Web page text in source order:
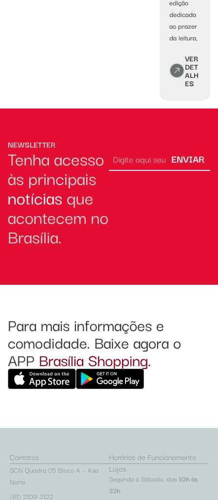
edição
dedicada
ao prazer
da leitura,
VER
DET
ALH
ES
NEWSLETTER
Tenha acesso
às principais
notícias que
acontecem no
Brasília.
ENVIAR
Para mais informações e
comodidade. Baixe agora o
APP Brasília Shopping.
Contatos
SCN Quadra 05 Bloco A – Asa
Norte
(61) 2109-2122
Horários de Funcionamento
Lojas
Segunda a Sábado, das 10h às
22h